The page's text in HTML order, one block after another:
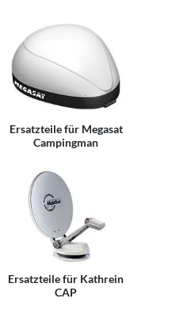
Ersatzteile für Megasat
Campingman
Ersatzteile für Kathrein
CAP